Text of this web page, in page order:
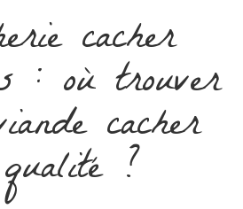
cacher
: où trouver
cacher
?